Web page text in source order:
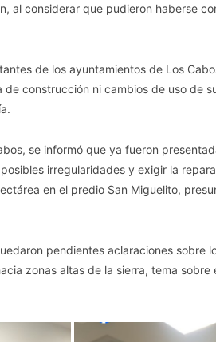
al considerar que pudieron haberse
de los ayuntamientos de Los
construcción ni cambios de uso de
se informó que ya fueron
irregularidades y exigir la
en el predio San Miguelito,
pendientes aclaraciones sobre
zonas altas de la sierra, tema sobre